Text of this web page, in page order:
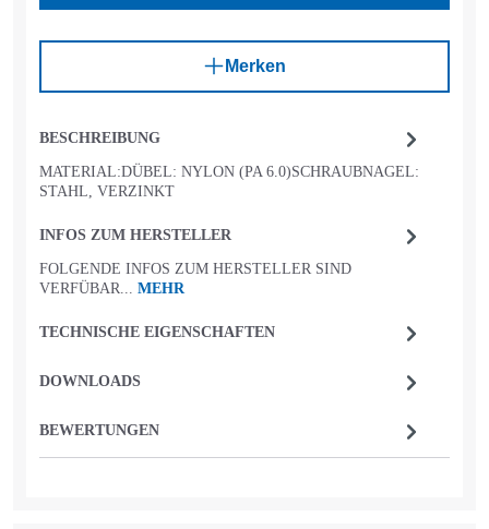
BESCHREIBUNG
MATERIAL:DÜBEL: NYLON (PA 6.0)SCHRAUBNAGEL:
STAHL, VERZINKT
INFOS ZUM HERSTELLER
FOLGENDE INFOS ZUM HERSTELLER SIND
VERFÜBAR... MEHR
TECHNISCHE EIGENSCHAFTEN
DOWNLOADS
BEWERTUNGEN
Merken